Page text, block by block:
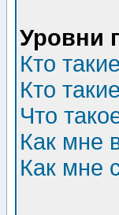
Уровни
Кто
Кто
Что
Как мне
Как мне